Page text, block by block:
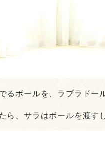
るボールを、ラブラドー
ら、サラはボールを渡す